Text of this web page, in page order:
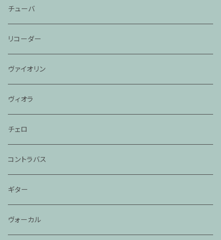
チューバ
リコーダー
ヴァイオリン
ヴィオラ
チェロ
コントラバス
ギター
ヴォーカル